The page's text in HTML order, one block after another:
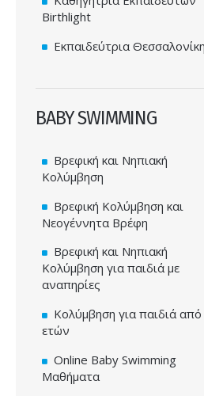
Birthlight
Εκπαιδεύτρια Θεσσαλονίκη
BABY SWIMMING
Βρεφική και Νηπιακή
Κολύμβηση
Βρεφική Κολύμβηση και
Νεογέννητα Βρέφη
Βρεφική και Νηπιακή
Κολύμβηση για παιδιά με
αναπηρίες
Κολύμβηση για παιδιά
ετών
Online Baby Swimming
Μαθήματα